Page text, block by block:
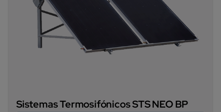
Sistemas Termosifónicos STS NEO BP